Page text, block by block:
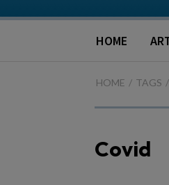
HOME
HOME TAGS
Covid